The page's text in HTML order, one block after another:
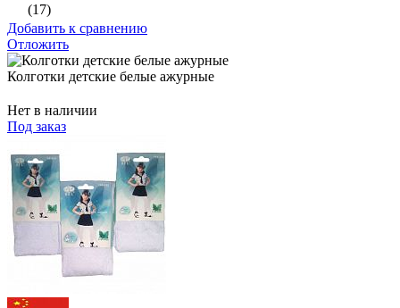
(17)
Добавить к сравнению
Отложить
Колготки детские белые ажурные
Нет в наличии
Под заказ